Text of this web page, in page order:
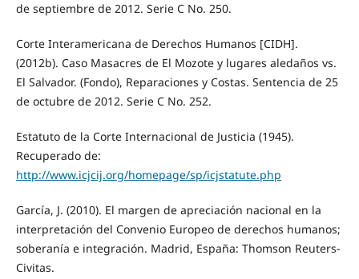
de septiembre de 2012. Serie C No. 250.
Corte Interamericana de Derechos Humanos [CIDH].
(2012b). Caso Masacres de El Mozote y lugares aledaños vs.
El Salvador. (Fondo), Reparaciones y Costas. Sentencia de 25
de octubre de 2012. Serie C No. 252.
Estatuto de la Corte Internacional de Justicia (1945).
Recuperado de:
http://www.icjcij.org/homepage/sp/icjstatute.php
García, J. (2010). El margen de apreciación nacional en la
interpretación del Convenio Europeo de derechos humanos;
soberanía e integración. Madrid, España: Thomson Reuters-
Civitas.